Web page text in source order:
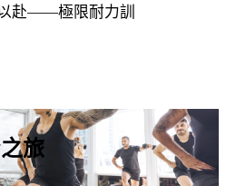
赴——極限耐力訓
旅